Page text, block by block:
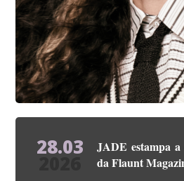
28.03
JADE estampa a
da Flaunt